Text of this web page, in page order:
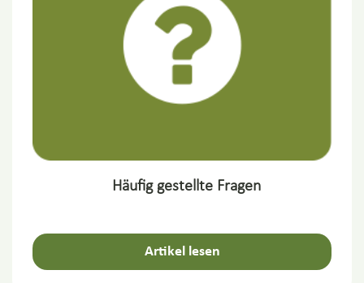
Häufig gestellte Fragen
Artikel lesen